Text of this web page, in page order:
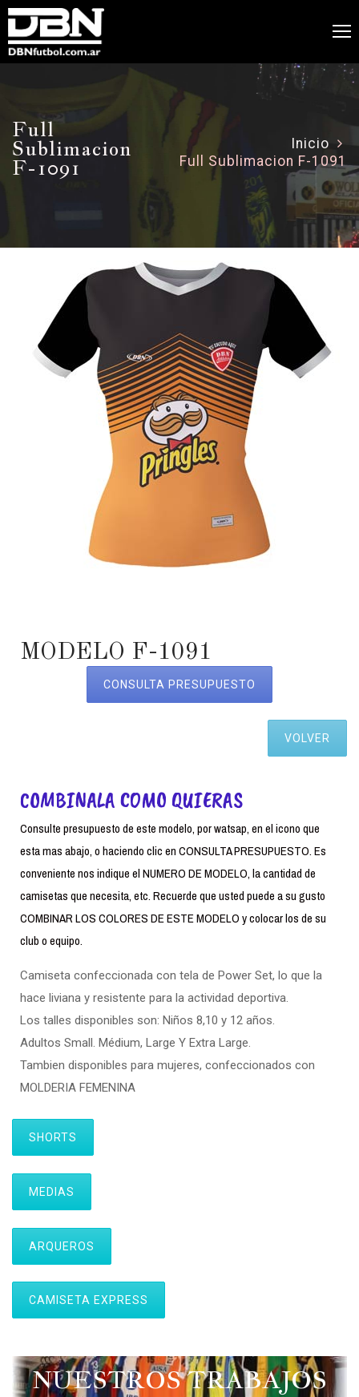
Full
Sublimacion
F-1091
Inicio
Full Sublimacion F-1091
MODELO F-1091
CONSULTA PRESUPUESTO
VOLVER
COMBINALA COMO QUIERAS
Consulte presupuesto de este modelo, por watsap, en el icono que
esta mas abajo, o haciendo clic en CONSULTA PRESUPUESTO. Es
conveniente nos indique el NUMERO DE MODELO, la cantidad de
camisetas que necesita, etc. Recuerde que usted puede a su gusto
COMBINAR LOS COLORES DE ESTE MODELO y colocar los de su
club o equipo.
Camiseta confeccionada con tela de Power Set, lo que la
hace liviana y resistente para la actividad deportiva.
Los talles disponibles son: Niños 8,10 y 12 años.
Adultos Small. Médium, Large Y Extra Large.
Tambien disponibles para mujeres, confeccionados con
MOLDERIA FEMENINA
SHORTS
MEDIAS
ARQUEROS
CAMISETA EXPRESS
NUESTROS TRABAJOS